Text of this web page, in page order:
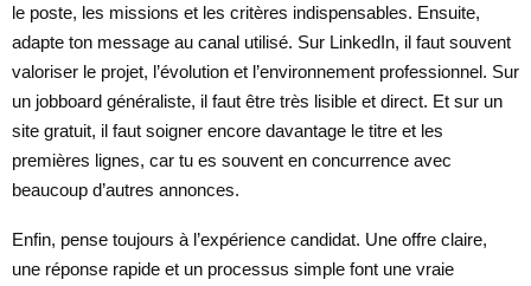
le poste, les missions et les critères indispensables. Ensuite,
adapte ton message au canal utilisé. Sur LinkedIn, il faut souvent
valoriser le projet, l’évolution et l’environnement professionnel. Sur
un jobboard généraliste, il faut être très lisible et direct. Et sur un
site gratuit, il faut soigner encore davantage le titre et les
premières lignes, car tu es souvent en concurrence avec
beaucoup d’autres annonces.
Enfin, pense toujours à l’expérience candidat. Une offre claire,
une réponse rapide et un processus simple font une vraie